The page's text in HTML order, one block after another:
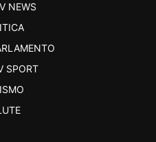
NEWS
SPORT